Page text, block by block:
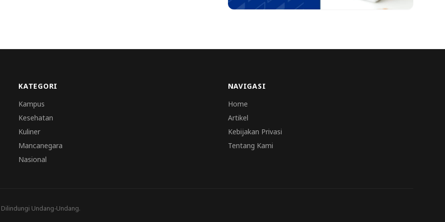
KATEGORI
Kampus
Kesehatan
Kuliner
Mancanegara
Nasional
NAVIGASI
Home
Artikel
Kebijakan Privasi
Tentang Kami
Undang-Undang.